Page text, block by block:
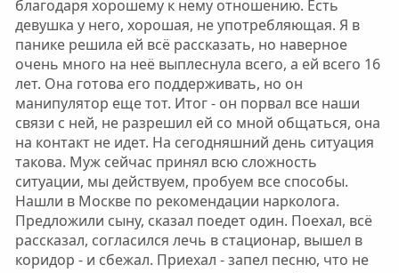
благодаря хорошему к нему отношению. Есть
девушка у него, хорошая, не употребляющая. Я в
панике решила ей всё рассказать, но наверное
очень много на неё выплеснула всего, а ей всего 16
лет. Она готова его поддерживать, но он
манипулятор еще тот. Итог - он порвал все наши
связи с ней, не разрешил ей со мной общаться, она
на контакт не идет. На сегодняшний день ситуация
такова. Муж сейчас принял всю сложность
ситуации, мы действуем, пробуем все способы.
Нашли в Москве по рекомендации нарколога.
Предложили сыну, сказал поедет один. Поехал, всё
рассказал, согласился лечь в стационар, вышел в
коридор - и сбежал. Приехал - запел песню, что не